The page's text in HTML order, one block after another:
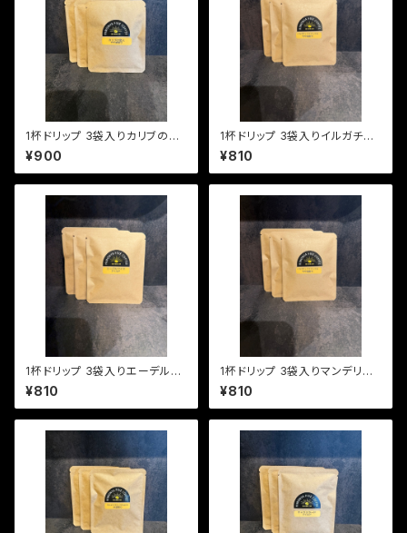
1杯ドリップ 3袋入りカリブの恋
人 (やや深煎り)
¥900
1杯ドリップ 3袋入りイルガチェ
フナチュラル (やや浅煎り)
¥810
1杯ドリップ 3袋入りエーデルワ
イス (マイルド)
¥810
1杯ドリップ 3袋入りマンデリン
レイクタワール (中深煎り)
¥810